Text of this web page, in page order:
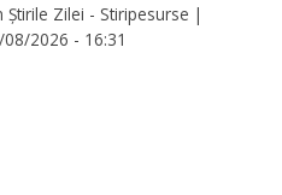
Știrile Zilei - Stiripesurse |
2026 - 16:31